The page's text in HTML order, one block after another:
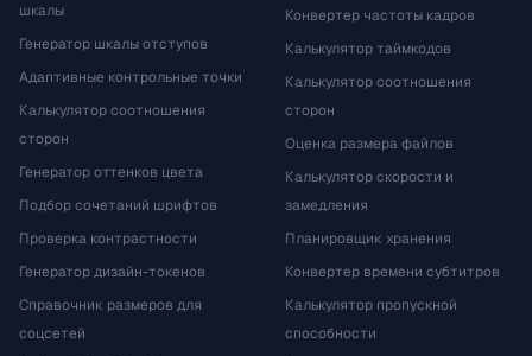
шкалы
Генератор шкалы отступов
Адаптивные контрольные точки
Калькулятор соотношения
сторон
Генератор оттенков цвета
Подбор сочетаний шрифтов
Проверка контрастности
Генератор дизайн-токенов
Справочник размеров для
соцсетей
Конвертер частоты кадров
Калькулятор таймкодов
Калькулятор соотношения
сторон
Оценка размера файлов
Калькулятор скорости и
замедления
Планировщик хранения
Конвертер времени субтитров
Калькулятор пропускной
способности